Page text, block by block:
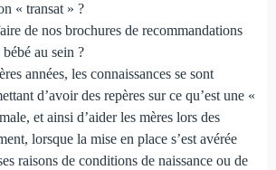
« transat » ?
de nos brochures de recommandations
au sein ?
années, les connaissances se sont
d’avoir des repères sur ce qu’est une «
et ainsi d’aider les mères lors des
lorsque la mise en place s’est avérée
raisons de conditions de naissance ou de